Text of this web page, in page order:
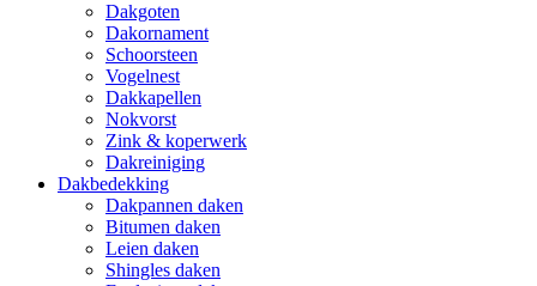
Dakgoten
Dakornament
Schoorsteen
Vogelnest
Dakkapellen
Nokvorst
Zink & koperwerk
Dakreiniging
Dakbedekking
Dakpannen daken
Bitumen daken
Leien daken
Shingles daken